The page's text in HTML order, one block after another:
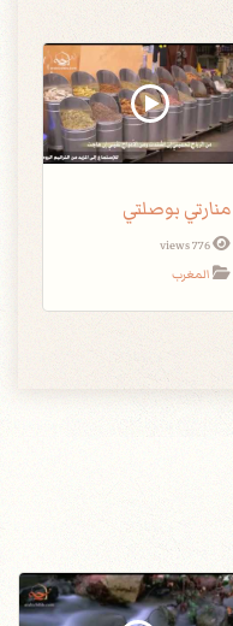
منارتي بوصلتي
776 views
المغرب